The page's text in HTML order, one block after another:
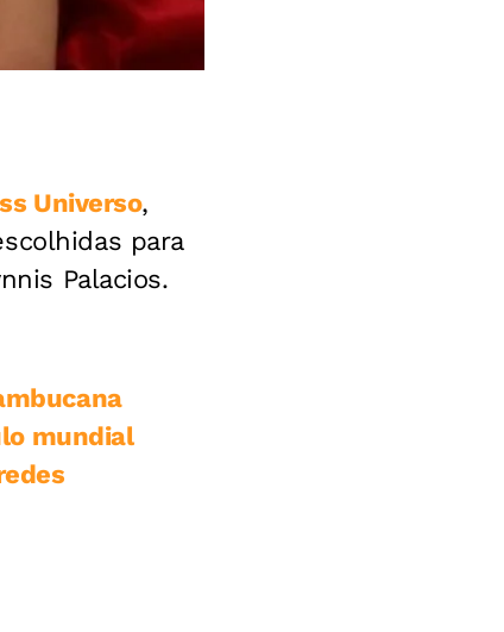
Universo,
para
Palacios.
mundial